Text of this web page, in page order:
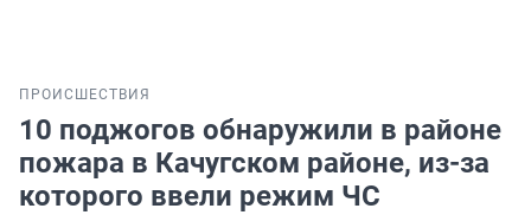
ПРОИСШЕСТВИЯ
10 поджогов обнаружили в районе
пожара в Качугском районе, из-за
которого ввели режим ЧС